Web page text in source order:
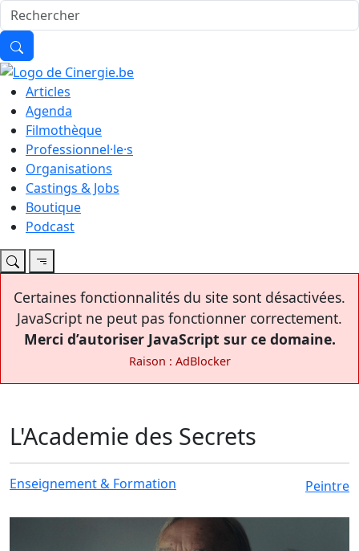
Articles
Agenda
Filmothèque
Professionnel·le·s
Organisations
Castings & Jobs
Boutique
Podcast
Certaines fonctionnalités du site sont désactivées.
JavaScript ne peut pas fonctionner correctement.
Merci d’autoriser JavaScript sur ce domaine.
Raison : AdBlocker
L'Academie des Secrets
Enseignement & Formation Peintre